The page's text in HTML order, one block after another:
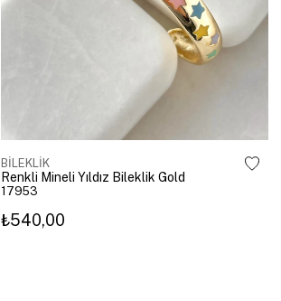
BİLEKLİK
Renkli Mineli Yıldız Bileklik Gold
17953
₺540,00